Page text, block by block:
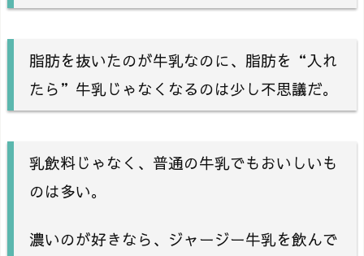
脂肪を抜いたのが牛乳なのに、脂肪を“入れ
たら”牛乳じゃなくなるのは少し不思議だ。
乳飲料じゃなく、普通の牛乳でもおいしいも
のは多い。
濃いのが好きなら、ジャージー牛乳を飲んで